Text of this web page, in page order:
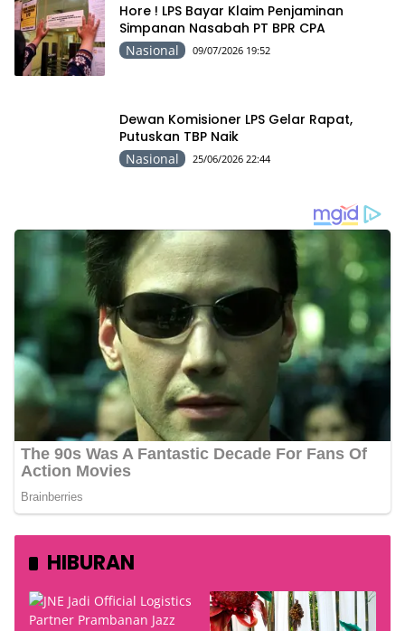
Hore ! LPS Bayar Klaim Penjaminan
Simpanan Nasabah PT BPR CPA
Nasional 09/07/2026 19:52
Dewan Komisioner LPS Gelar Rapat,
Putuskan TBP Naik
Nasional 25/06/2026 22:44
HIBURAN